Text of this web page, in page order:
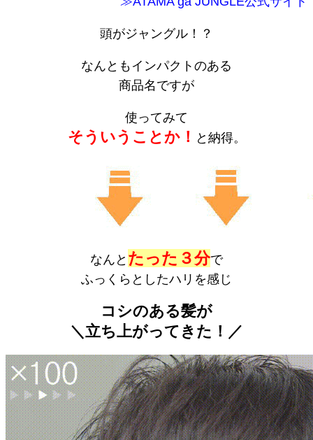
頭がジャングル！？
なんともインパクトのある
商品名ですが
使ってみて
そういうことか！ と納得。
なんと たった３分で
ふっくらとしたハリを感じ
コシのある髪が
＼立ち上がってきた！／